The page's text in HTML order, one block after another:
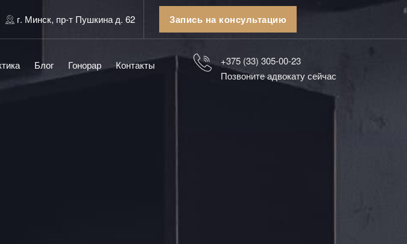
г. Минск, пр-т Пушкина д. 62 Запись на консультацию
Блог Гонорар Контакты
+375 (33) 305-00-23
Позвоните адвокату сейчас